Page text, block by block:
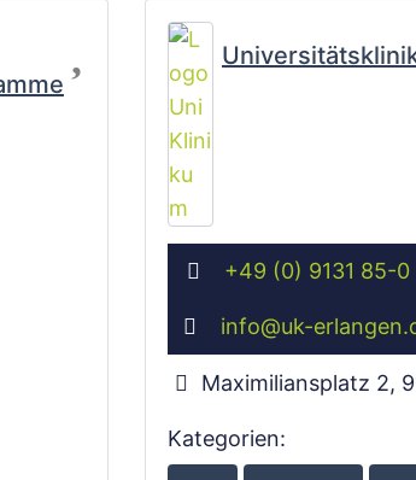
+49 (0) 9131 85-0
info@uk-
Maximiliansplatz 2,
Kategorien: